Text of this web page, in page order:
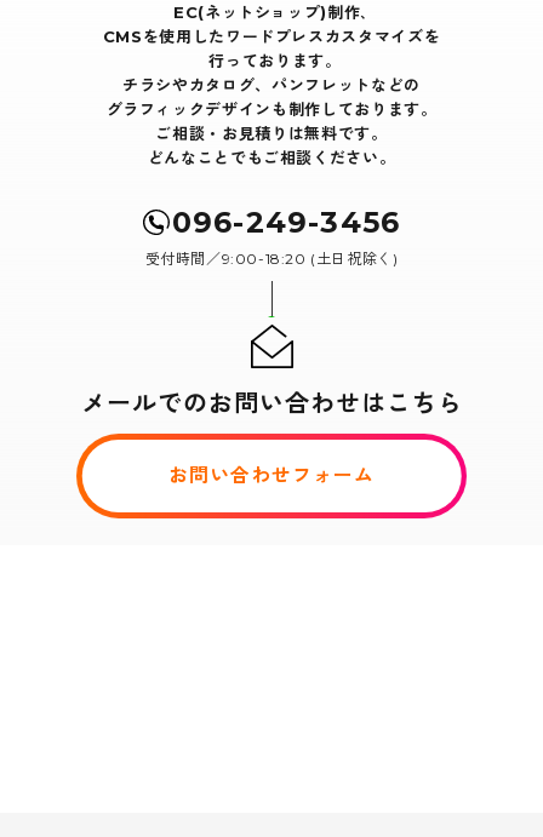
EC(ネットショップ)制作､
CMSを使用したワードプレスカスタマイズを
行っております｡
チラシやカタログ、パンフレットなどの
グラフィックデザインも制作しております。
ご相談・お見積りは無料です。
どんなことでもご相談ください。
096-249-3456
受付時間／9:00-18:20 (土日祝除く)
メールでのお問い合わせはこちら
お問い合わせフォーム